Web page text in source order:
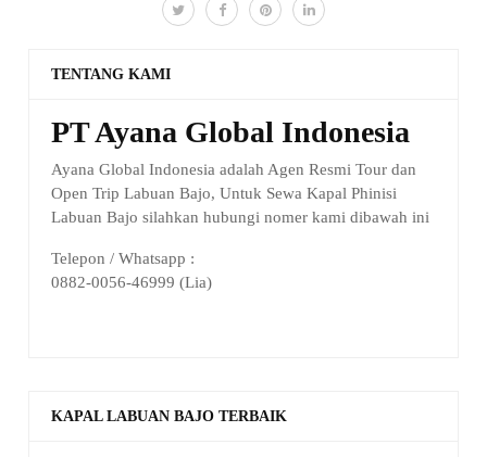
TENTANG KAMI
PT Ayana Global Indonesia
Ayana Global Indonesia adalah Agen Resmi Tour dan
Open Trip Labuan Bajo, Untuk Sewa Kapal Phinisi
Labuan Bajo silahkan hubungi nomer kami dibawah ini
Telepon / Whatsapp :
0882-0056-46999 (Lia)
KAPAL LABUAN BAJO TERBAIK